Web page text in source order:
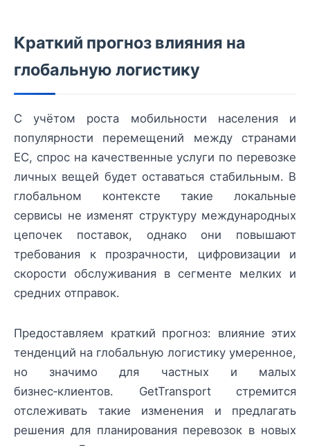
Краткий прогноз влияния на
глобальную логистику
С учётом роста мобильности населения и
популярности перемещений между странами
ЕС, спрос на качественные услуги по перевозке
личных вещей будет оставаться стабильным. В
глобальном контексте такие локальные
сервисы не изменят структуру международных
цепочек поставок, однако они повышают
требования к прозрачности, цифровизации и
скорости обслуживания в сегменте мелких и
средних отправок.
Предоставляем краткий прогноз: влияние этих
тенденций на глобальную логистику умеренное,
но значимо для частных и малых
бизнес‑клиентов. GetTransport стремится
отслеживать такие изменения и предлагать
решения для планирования перевозок в новых